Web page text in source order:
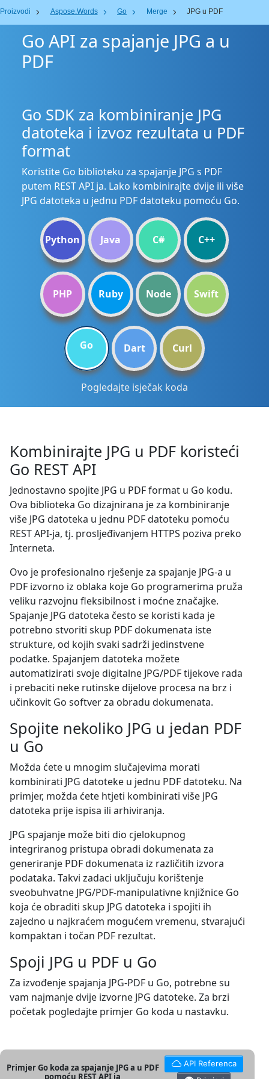
Proizvodi Aspose.Words Go Merge JPG u PDF
Go API za spajanje JPG a u
PDF
Go SDK za kombiniranje JPG
datoteka i izvoz rezultata u PDF
format
Koristite Go biblioteku za spajanje JPG s PDF
putem REST API ja. Lako kombinirajte dvije ili više
JPG datoteka u jednu PDF datoteku pomoću Go.
Python Java C# C++
PHP Ruby Node Swift
Go Dart Curl
Pogledajte isječak koda
Kombinirajte JPG u PDF koristeći
Go REST API
Jednostavno spojite JPG u PDF format u Go kodu.
Ova biblioteka Go dizajnirana je za kombiniranje
više JPG datoteka u jednu PDF datoteku pomoću
REST API-ja, tj. prosljeđivanjem HTTPS poziva preko
Interneta.
Ovo je profesionalno rješenje za spajanje JPG-a u
PDF izvorno iz oblaka koje Go programerima pruža
veliku razvojnu fleksibilnost i moćne značajke.
Spajanje JPG datoteka često se koristi kada je
potrebno stvoriti skup PDF dokumenata iste
strukture, od kojih svaki sadrži jedinstvene
podatke. Spajanjem datoteka možete
automatizirati svoje digitalne JPG/PDF tijekove rada
i prebaciti neke rutinske dijelove procesa na brz i
učinkovit Go softver za obradu dokumenata.
Spojite nekoliko JPG u jedan PDF
u Go
Možda ćete u mnogim slučajevima morati
kombinirati JPG datoteke u jednu PDF datoteku. Na
primjer, možda ćete htjeti kombinirati više JPG
datoteka prije ispisa ili arhiviranja.
JPG spajanje može biti dio cjelokupnog
integriranog pristupa obradi dokumenata za
generiranje PDF dokumenata iz različitih izvora
podataka. Takvi zadaci uključuju korištenje
sveobuhvatne JPG/PDF-manipulativne knjižnice Go
koja će obraditi skup JPG datoteka i spojiti ih
zajedno u najkraćem mogućem vremenu, stvarajući
kompaktan i točan PDF rezultat.
Spoji JPG u PDF u Go
Za izvođenje spajanja JPG-PDF u Go, potrebne su
vam najmanje dvije izvorne JPG datoteke. Za brzi
početak pogledajte primjer Go koda u nastavku.
Primjer Go koda za spajanje JPG a u PDF
API Referenca